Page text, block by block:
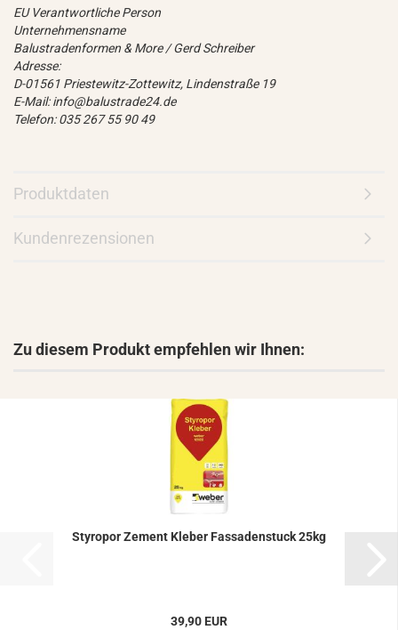
EU Verantwortliche Person
Unternehmensname
Balustradenformen & More / Gerd Schreiber
Adresse:
D-01561 Priestewitz-Zottewitz, Lindenstraße 19
E-Mail: info@balustrade24.de
Telefon: 035 267 55 90 49
Produktdaten
Kundenrezensionen
Zu diesem Produkt empfehlen wir Ihnen:
Sty­ro­por Ze­ment Kle­ber Fas­sa­den­stuck 25kg
39,90 EUR